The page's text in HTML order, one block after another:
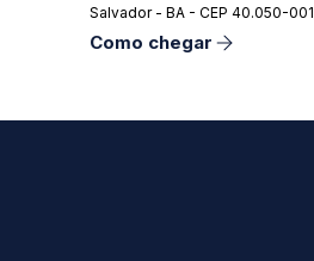
Salvador - BA - CEP 40.050-001
Como chegar